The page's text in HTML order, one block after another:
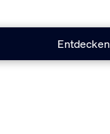
Entdecken